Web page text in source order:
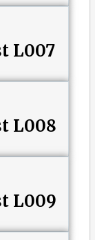
L007
L008
L009